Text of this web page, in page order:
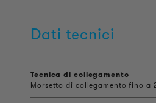
Dati tecnici
Tecnica di collegamento
Morsetto di collegamento fino a